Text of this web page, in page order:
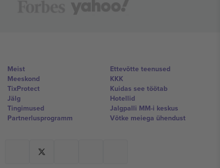
Meist
Meeskond
TixProtect
Jälg
Tingimused
Partnerlusprogramm
Ettevõtte teenused
KKK
Kuidas see töötab
Hotellid
Jalgpalli MM-i keskus
Võtke meiega ühendust